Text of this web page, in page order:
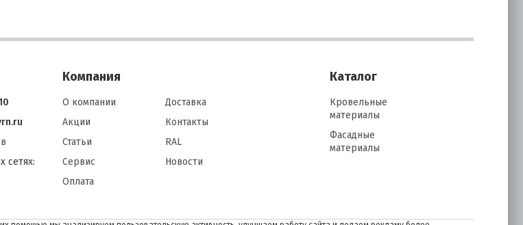
сетях:
Компания
О компании
Акции
Статьи
Сервис
Оплата
Доставка
Контакты
RAL
Новости
Каталог
Кровельные
материалы
Фасадные
материалы